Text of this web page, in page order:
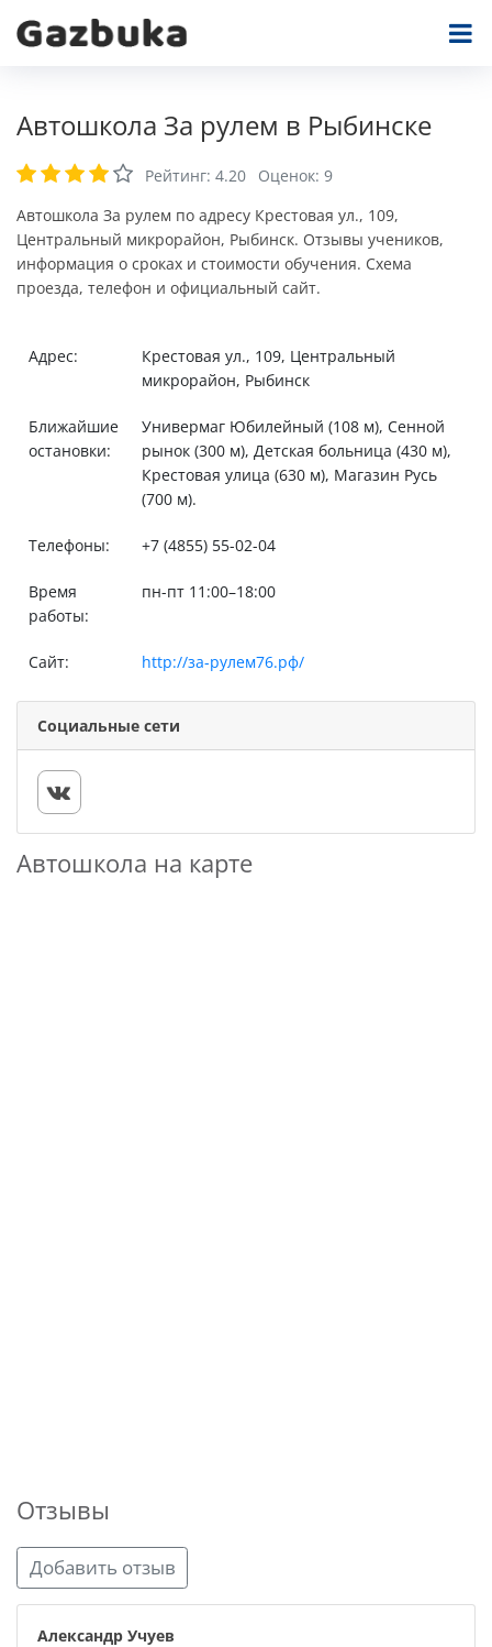
Автошкола За рулем в Рыбинске
Рейтинг: 4.20 Оценок: 9
Автошкола За рулем по адресу Крестовая ул., 109,
Центральный микрорайон, Рыбинск. Отзывы учеников,
информация о сроках и стоимости обучения. Схема
проезда, телефон и официальный сайт.
Адрес:
Крестовая ул., 109, Центральный
микрорайон, Рыбинск
Ближайшие
остановки:
Универмаг Юбилейный (108 м), Сенной
рынок (300 м), Детская больница (430 м),
Крестовая улица (630 м), Магазин Русь
(700 м).
Телефоны: +7 (4855) 55-02-04
Время
работы:
пн-пт 11:00–18:00
Сайт: http://за-рулем76.рф/
Социальные сети
Автошкола на карте
Отзывы
Добавить отзыв
Александр Учуев